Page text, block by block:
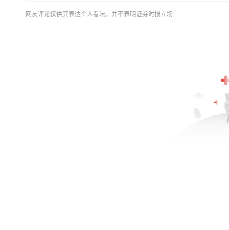
网友评论仅供其表达个人看法，并不表明证券时报立场